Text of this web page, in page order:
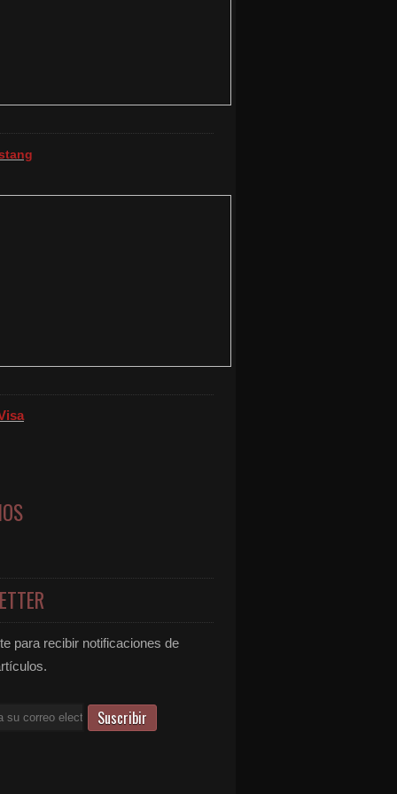
para recibir notificaciones de